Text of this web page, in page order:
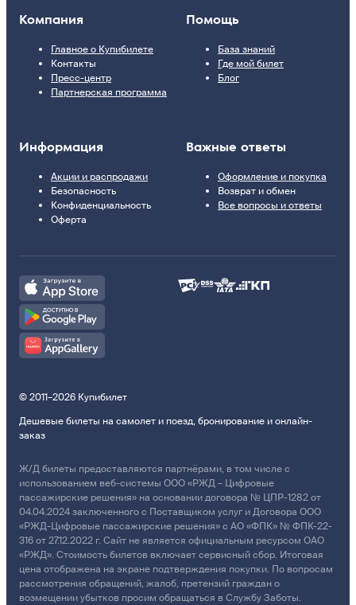
Компания
Главное о Купибилете
Контакты
Пресс-центр
Партнерская программа
Помощь
База знаний
Где мой билет
Блог
Информация
Акции и распродажи
Безопасность
Конфиденциальность
Оферта
Важные ответы
Оформление и покупка
Возврат и обмен
Все вопросы и ответы
© 2011–2026 Купибилет
Дешевые билеты на самолет и поезд, бронирование и онлайн-
заказ
Ж/Д билеты предоставляются партнёрами, в том числе с
использованием веб-системы ООО «РЖД – Цифровые
пассажирские решения» на основании договора № ЦПР-1282 от
04.04.2024 заключенного с Поставщиком услуг и Договора ООО
«РЖД-Цифровые пассажирские решения» с АО «ФПК» № ФПК-22-
316 от 27.12.2022 г. Сайт не является официальным ресурсом ОАО
«РЖД». Стоимость билетов включает сервисный сбор. Итоговая
цена отображена на экране подтверждения покупки. По вопросам
рассмотрения обращений, жалоб, претензий граждан о
возмещении убытков просим обращаться в Службу Заботы.